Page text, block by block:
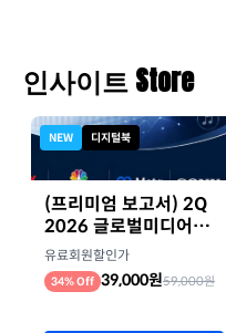
인사이트 Store
NEW 디지털북
(프리미엄 보고서) 2Q
2026 글로벌미디어기
업 실적 종합 보고서
유료회원할인가
34% Off 39,000원59,000원